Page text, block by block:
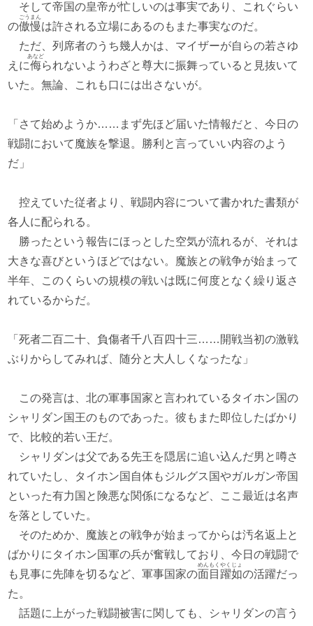
そして帝国の皇帝が忙しいのは事実であり、これぐらい
の傲慢
ごうまん
は許される立場にあるのもまた事実なのだ。
ただ、列席者のうち幾人かは、マイザーが自らの若さゆ
えに侮
あなど
られないようわざと尊大に振舞っていると見抜いて
いた。無論、これも口には出さないが。
「さて始めようか……まず先ほど届いた情報だと、今日の
戦闘において魔族を撃退。勝利と言っていい内容のよう
だ」
控えていた従者より、戦闘内容について書かれた書類が
各人に配られる。
勝ったという報告にほっとした空気が流れるが、それは
大きな喜びというほどではない。魔族との戦争が始まって
半年、このくらいの規模の戦いは既に何度となく繰り返さ
れているからだ。
「死者二百二十、負傷者千八百四十三……開戦当初の激戦
ぶりからしてみれば、随分と大人しくなったな」
この発言は、北の軍事国家と言われているタイホン国の
シャリダン国王のものであった。彼もまた即位したばかり
で、比較的若い王だ。
シャリダンは父である先王を隠居に追い込んだ男と噂さ
れていたし、タイホン国自体もジルグス国やガルガン帝国
といった有力国と険悪な関係になるなど、ここ最近は名声
を落としていた。
そのためか、魔族との戦争が始まってからは汚名返上と
ばかりにタイホン国軍の兵が奮戦しており、今日の戦闘で
も見事に先陣を切るなど、軍事国家の面目躍如
めんもくやくじょ
の活躍だっ
た。
話題に上がった戦闘被害に関しても、シャリダンの言う